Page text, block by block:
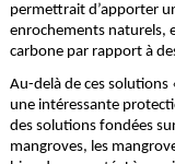
permettrait d’apporter
enrochements naturels,
carbone par rapport à
Au-delà de ces solutions
une intéressante
des solutions fondées
mangroves, les